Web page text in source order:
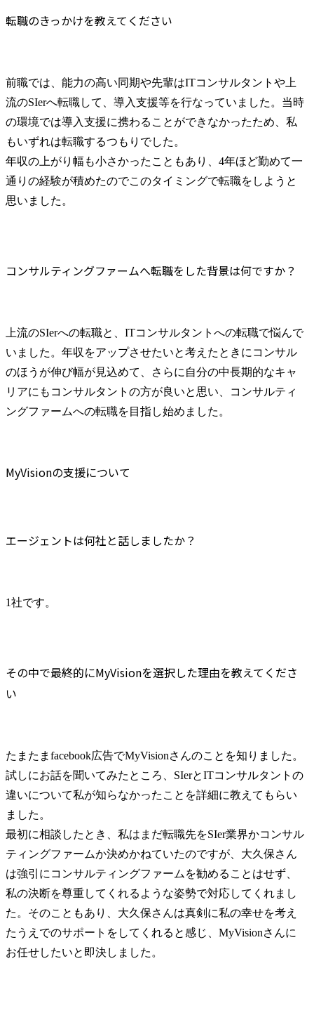
転職のきっかけを教えてください
前職では、能力の高い同期や先輩はITコンサルタントや上
流のSIerへ転職して、導入支援等を行なっていました。当時
の環境では導入支援に携わることができなかったため、私
もいずれは転職するつもりでした。
年収の上がり幅も小さかったこともあり、4年ほど勤めて一
通りの経験が積めたのでこのタイミングで転職をしようと
思いました。
コンサルティングファームへ転職をした背景は何ですか？
上流のSIerへの転職と、ITコンサルタントへの転職で悩んで
いました。年収をアップさせたいと考えたときにコンサル
のほうが伸び幅が見込めて、さらに自分の中長期的なキャ
リアにもコンサルタントの方が良いと思い、コンサルティ
ングファームへの転職を目指し始めました。
MyVisionの支援について
エージェントは何社と話しましたか？
1社です。
その中で最終的にMyVisionを選択した理由を教えてくださ
い
たまたまfacebook広告でMyVisionさんのことを知りました。
試しにお話を聞いてみたところ、SIerとITコンサルタントの
違いについて私が知らなかったことを詳細に教えてもらい
ました。
最初に相談したとき、私はまだ転職先をSIer業界かコンサル
ティングファームか決めかねていたのですが、大久保さん
は強引にコンサルティングファームを勧めることはせず、
私の決断を尊重してくれるような姿勢で対応してくれまし
た。そのこともあり、大久保さんは真剣に私の幸せを考え
たうえでのサポートをしてくれると感じ、MyVisionさんに
お任せしたいと即決しました。